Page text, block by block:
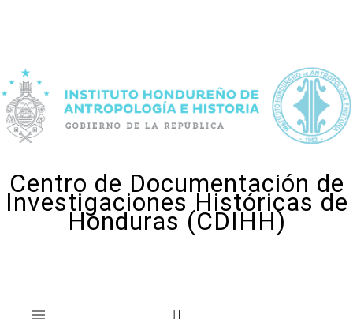
Centro de Documentación de
Investigaciones Históricas de
Honduras (CDIHH)